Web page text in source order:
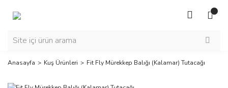
Anasayfa Kuş Ürünleri Fit Fly Mürekkep Balığı (Kalamar) Tutacağı